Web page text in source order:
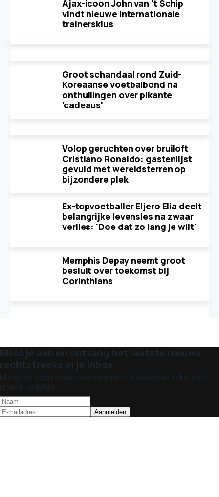
Ajax-icoon John van 't Schip
vindt nieuwe internationale
trainersklus
Groot schandaal rond Zuid-
Koreaanse voetbalbond na
onthullingen over pikante
'cadeaus'
Volop geruchten over bruiloft
Cristiano Ronaldo: gastenlijst
gevuld met wereldsterren op
bijzondere plek
Ex-topvoetballer Eljero Elia deelt
belangrijke levensles na zwaar
verlies: 'Doe dat zo lang je wilt'
Memphis Depay neemt groot
besluit over toekomst bij
Corinthians
Meld je aan en ontvang het laatste nieuws
rechtstreeks in je inbox.
Mis geen spannende evenementen, exclusieve tickets en
unieke updates!